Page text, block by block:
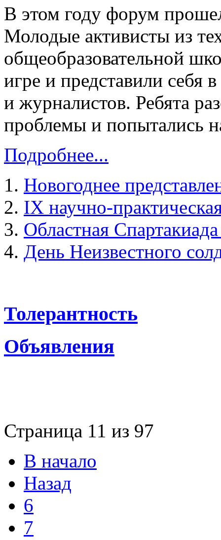
В этом году форум
Молодые активисты из
общеобразовательной
игре и представили себя
и журналистов. Ребята
проблемы и попытались
Подробнее...
Новогоднее
IX научно-
Областная
День Неизвестного
Толерантность
Объявления
Страница 11 из 97
В начало
Назад
6
7